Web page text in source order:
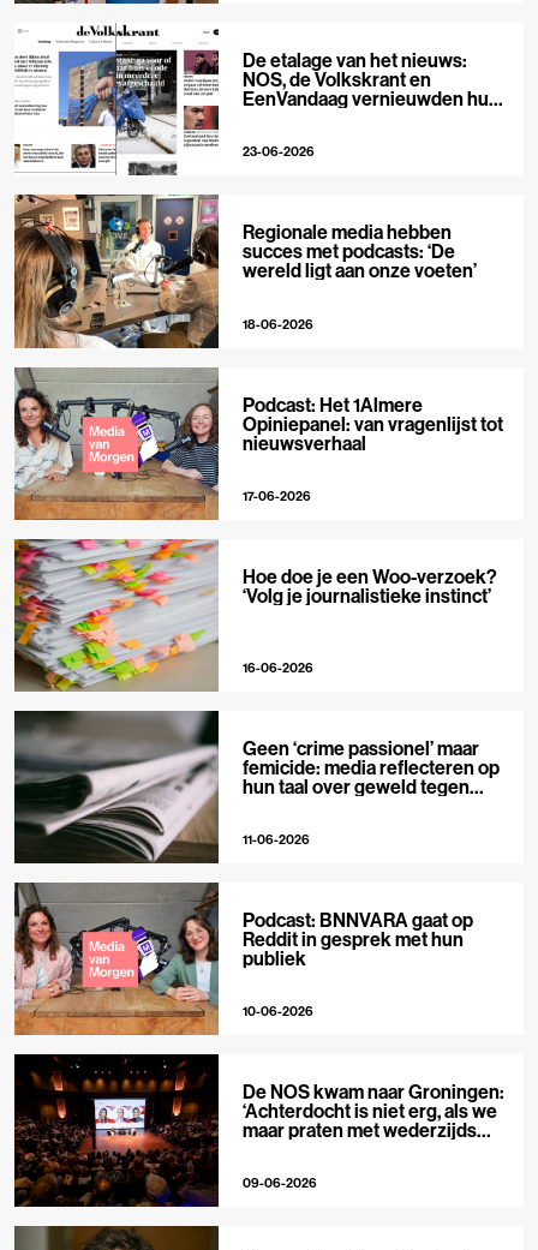
De etalage van het nieuws:
NOS, de Volkskrant en
EenVandaag vernieuwden hun
23-06-2026
Regionale media hebben
succes met podcasts: ‘De
wereld ligt aan onze voeten’
18-06-2026
Podcast: Het 1Almere
Opiniepanel: van vragenlijst tot
nieuwsverhaal
17-06-2026
Hoe doe je een Woo-verzoek?
‘Volg je journalistieke instinct’
16-06-2026
Geen ‘crime passionel’ maar
femicide: media reflecteren op
hun taal over geweld tegen
11-06-2026
Podcast: BNNVARA gaat op
Reddit in gesprek met hun
publiek
10-06-2026
De NOS kwam naar Groningen:
‘Achterdocht is niet erg, als we
maar praten met wederzijds
09-06-2026